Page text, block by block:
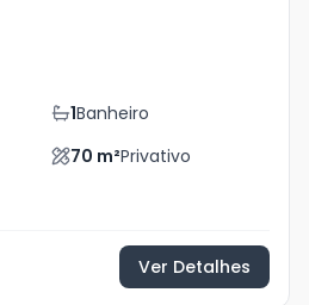
1Banheiro
70 m²Privativo
Ver Detalhes